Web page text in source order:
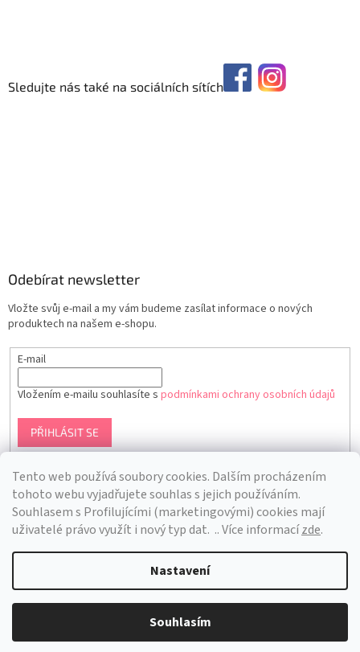
Tento web používá soubory cookies. Dalším procházením
tohoto webu vyjadřujete souhlas s jejich používáním.
Souhlasem s Profilujícími (marketingovými) cookies mají
uživatelé právo využít i nový typ dat. .. Více informacízde.
Nastavení
Souhlasím
Sledujte nás také na sociálních sítích
Odebírat newsletter
Vložte svůj e-mail a my vám budeme zasílat informace o nových
produktech na našem e-shopu.
E-mail
Vložením e-mailu souhlasíte s podmínkami ochrany osobních údajů
PŘIHLÁSIT SE
Vytvořil Shoptet
Bra Hunting. Všechna práva vyhrazena.